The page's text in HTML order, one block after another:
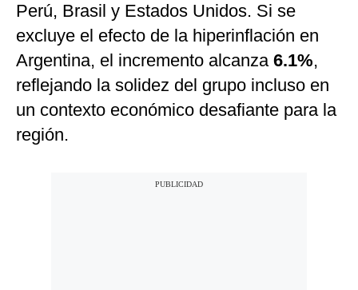
Perú, Brasil y Estados Unidos. Si se
excluye el efecto de la hiperinflación en
Argentina, el incremento alcanza 6.1%,
reflejando la solidez del grupo incluso en
un contexto económico desafiante para la
región.